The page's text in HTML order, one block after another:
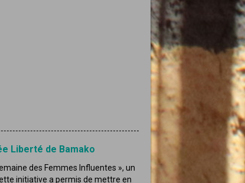
Liberté de Bamako
des Femmes Influentes », un
initiative a permis de mettre en